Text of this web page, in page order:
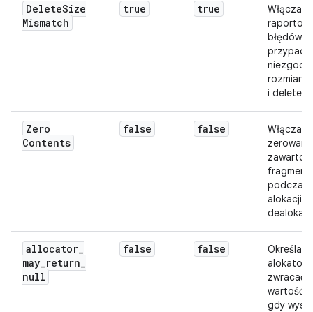
DeleteSize
Mismatch
true true
Włącza
błędów w
i delete.
Zero
Contents
false false
Włącza
podczas
alokacji i
allocator_
may_return_
null
false false
Określa,
alokator
zwracać
wartość
gdy